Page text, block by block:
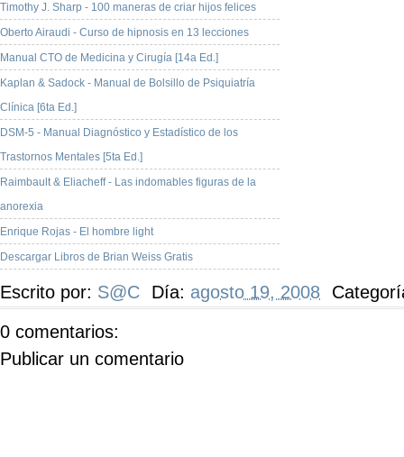
Timothy J. Sharp - 100 maneras de criar hijos felices
Oberto Airaudi - Curso de hipnosis en 13 lecciones
Manual CTO de Medicina y Cirugía [14a Ed.]
Kaplan & Sadock - Manual de Bolsillo de Psiquiatría
Clínica [6ta Ed.]
DSM-5 - Manual Diagnóstico y Estadístico de los
Trastornos Mentales [5ta Ed.]
Raimbault & Eliacheff - Las indomables figuras de la
anorexia
Enrique Rojas - El hombre light
Descargar Libros de Brian Weiss Gratis
Escrito por: S@C Día: agosto 19, 2008
0 comentarios:
Publicar un comentario